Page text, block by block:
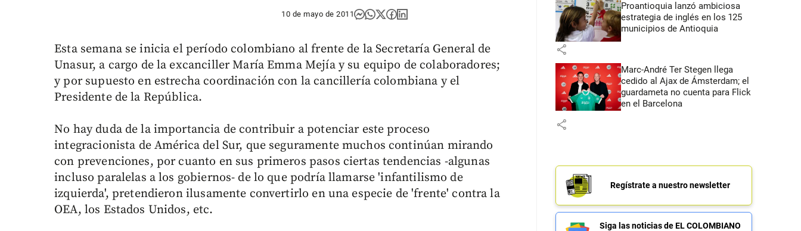
10 de mayo de 2011
Esta semana se inicia el período colombiano al frente de la Secretaría General de
Unasur, a cargo de la excanciller María Emma Mejía y su equipo de colaboradores;
y por supuesto en estrecha coordinación con la cancillería colombiana y el
Presidente de la República.
No hay duda de la importancia de contribuir a potenciar este proceso
integracionista de América del Sur, que seguramente muchos continúan mirando
con prevenciones, por cuanto en sus primeros pasos ciertas tendencias -algunas
incluso paralelas a los gobiernos- de lo que podría llamarse 'infantilismo de
izquierda', pretendieron ilusamente convertirlo en una especie de 'frente' contra la
OEA, los Estados Unidos, etc.
Proantioquia lanzó ambiciosa
estrategia de inglés en los 125
municipios de Antioquia
share
Marc-André Ter Stegen llega
cedido al Ajax de Ámsterdam; el
guardameta no cuenta para Flick
en el Barcelona
share
Regístrate a nuestro newsletter
Siga las noticias de EL COLOMBIANO